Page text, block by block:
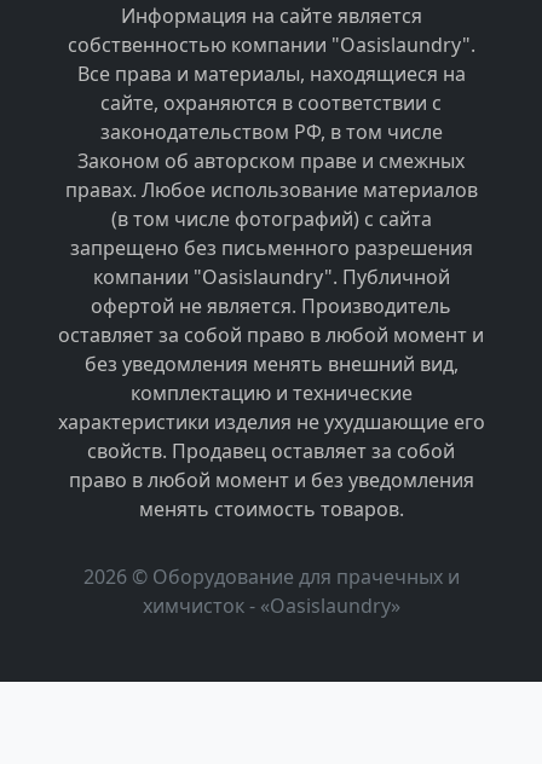
Информация на сайте является
собственностью компании "Oasislaundry".
Все права и материалы, находящиеся на
сайте, охраняются в соответствии с
законодательством РФ, в том числе
Законом об авторском праве и смежных
правах. Любое использование материалов
(в том числе фотографий) с сайта
запрещено без письменного разрешения
компании "Oasislaundry". Публичной
офертой не является. Производитель
оставляет за собой право в любой момент и
без уведомления менять внешний вид,
комплектацию и технические
характеристики изделия не ухудшающие его
свойств. Продавец оставляет за собой
право в любой момент и без уведомления
менять стоимость товаров.
2026 © Оборудование для прачечных и
химчисток - «Oasislaundry»